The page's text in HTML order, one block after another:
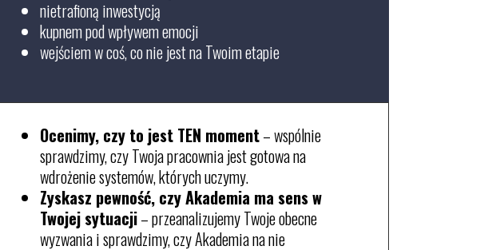
nietrafioną inwestycją
kupnem pod wpływem emocji
wejściem w coś, co nie jest na Twoim etapie
Ocenimy, czy to jest TEN moment– wspólnie
sprawdzimy, czy Twoja pracownia jest gotowa na
wdrożenie systemów, których uczymy.
Zyskasz pewność, czy Akademia ma sens w
Twojej sytuacji– przeanalizujemy Twoje obecne
wyzwania i sprawdzimy, czy Akademia na nie